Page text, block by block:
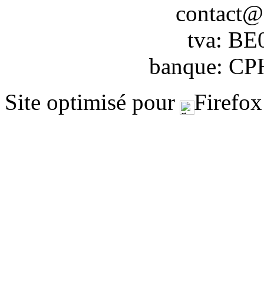
tva:
banque:
Site optimisé pour